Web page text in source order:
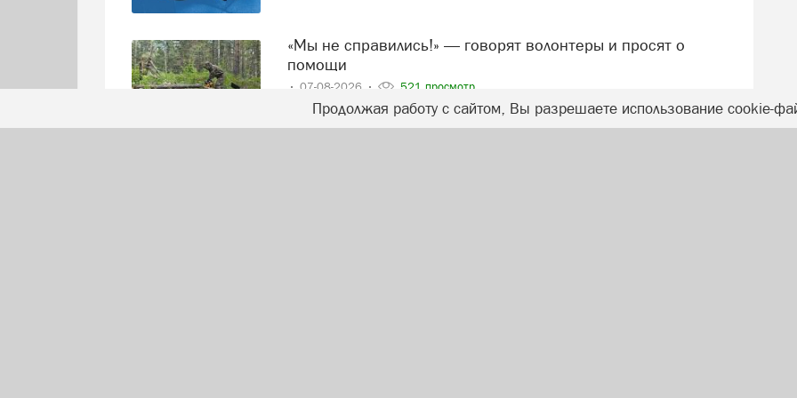
«Мы не справились!» — говорят волонтеры и просят о
помощи
07-08-2026 521 просмотр
Продолжая работу с сайтом, Вы разрешаете использование cookie-